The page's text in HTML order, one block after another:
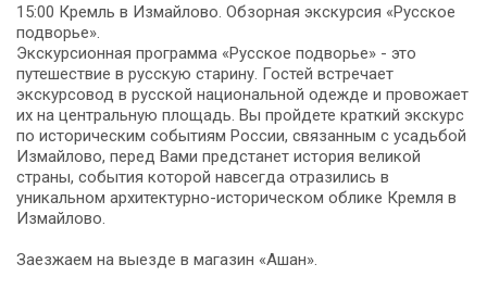
15:00 Кремль в Измайлово. Обзорная экскурсия «Русское
подворье».
Экскурсионная программа «Русское подворье» - это
путешествие в русскую старину. Гостей встречает
экскурсовод в русской национальной одежде и провожает
их на центральную площадь. Вы пройдете краткий экскурс
по историческим событиям России, связанным с усадьбой
Измайлово, перед Вами предстанет история великой
страны, события которой навсегда отразились в
уникальном архитектурно-историческом облике Кремля в
Измайлово.
Заезжаем на выезде в магазин «Ашан».